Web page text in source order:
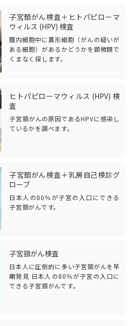
子宮頚がん検査＋ヒトパピローマ
ウィルス (HPV) 検査
膣内細胞中に異形細胞（がんの疑いが
ある細胞）があるかどうかを顕微鏡で
くまなく探します。
ヒトパピローマウィルス (HPV) 検
査
子宮頚がんの原因であるHPVに感染し
ているかを調べます。
子宮頚がん検査＋乳房自己検診グ
ローブ
日本人の80％が子宮の入口にできる
子宮頚がんです。
子宮頸がん検査
日本人に圧倒的に多い子宮頚がんを早
期発見 日本人の80％が子宮の入口に
できる子宮頚がんです。